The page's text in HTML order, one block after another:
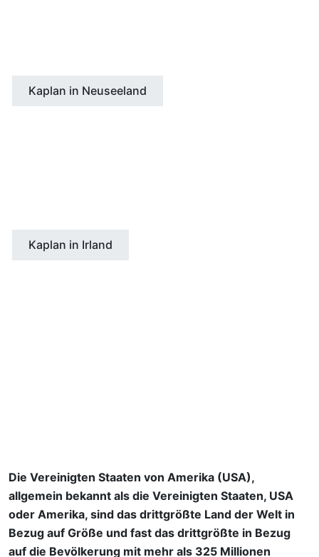
Kaplan in Neuseeland
Kaplan in Irland
Die Vereinigten Staaten von Amerika (USA),
allgemein bekannt als die Vereinigten Staaten, USA
oder Amerika, sind das drittgrößte Land der Welt in
Bezug auf Größe und fast das drittgrößte in Bezug
auf die Bevölkerung mit mehr als 325 Millionen